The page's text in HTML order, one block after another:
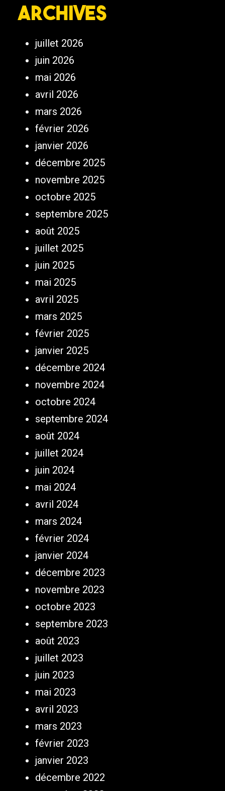
Archives
juillet 2026
juin 2026
mai 2026
avril 2026
mars 2026
février 2026
janvier 2026
décembre 2025
novembre 2025
octobre 2025
septembre 2025
août 2025
juillet 2025
juin 2025
mai 2025
avril 2025
mars 2025
février 2025
janvier 2025
décembre 2024
novembre 2024
octobre 2024
septembre 2024
août 2024
juillet 2024
juin 2024
mai 2024
avril 2024
mars 2024
février 2024
janvier 2024
décembre 2023
novembre 2023
octobre 2023
septembre 2023
août 2023
juillet 2023
juin 2023
mai 2023
avril 2023
mars 2023
février 2023
janvier 2023
décembre 2022